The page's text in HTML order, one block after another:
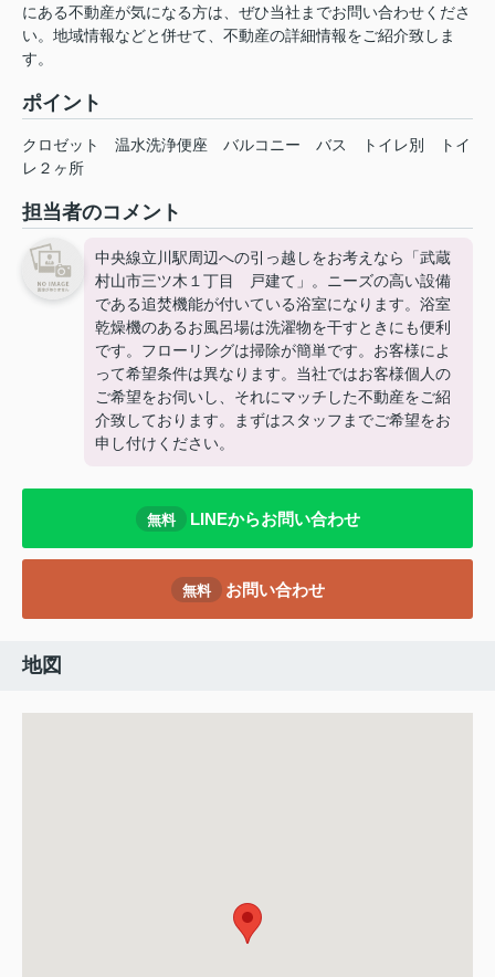
にある不動産が気になる方は、ぜひ当社までお問い合わせくださ
い。地域情報などと併せて、不動産の詳細情報をご紹介致しま
す。
ポイント
クロゼット 温水洗浄便座 バルコニー バス トイレ別
トイ
レ２ヶ所
担当者のコメント
中央線立川駅周辺への引っ越しをお考えなら「武蔵
村山市三ツ木１丁目 戸建て」。ニーズの高い設備
である追焚機能が付いている浴室になります。浴室
乾燥機のあるお風呂場は洗濯物を干すときにも便利
です。フローリングは掃除が簡単です。お客様によ
って希望条件は異なります。当社ではお客様個人の
ご希望をお伺いし、それにマッチした不動産をご紹
介致しております。まずはスタッフまでご希望をお
申し付けください。
無料 LINEからお問い合わせ
無料 お問い合わせ
地図